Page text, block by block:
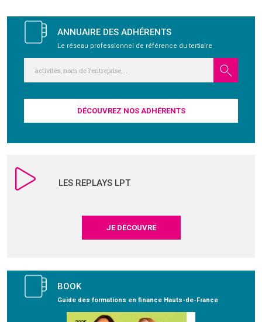
NOUS REJOINDRE
ANNUAIRE DES ADHÉRENTS
Le réseau professionnel de référence du tertiaire
DÉCOUVREZ NOS ADHÉRENTS
LES REPLAYS LPT
JE DÉCOUVRE
BOOK
Guide des formations en finance Hauts-de-France